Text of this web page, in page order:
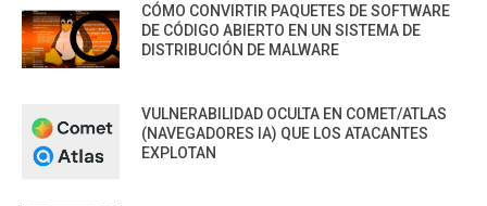
CÓMO CONVIRTIR PAQUETES DE SOFTWARE
DE CÓDIGO ABIERTO EN UN SISTEMA DE
DISTRIBUCIÓN DE MALWARE
VULNERABILIDAD OCULTA EN COMET/ATLAS
(NAVEGADORES IA) QUE LOS ATACANTES
EXPLOTAN